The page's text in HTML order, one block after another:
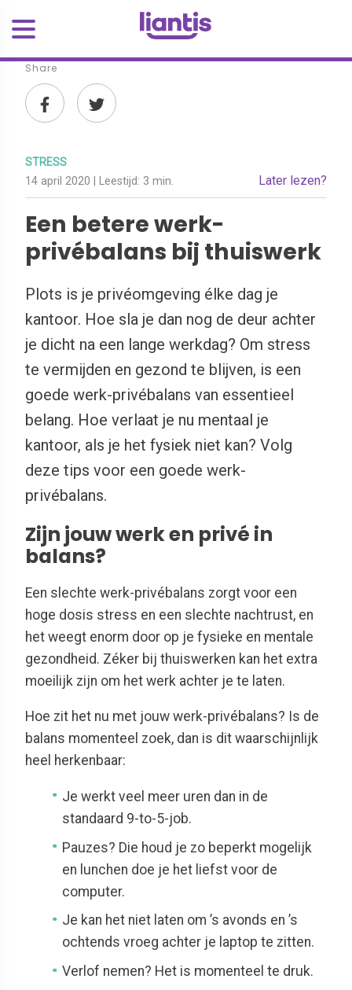
Share
STRESS
14 april 2020 | Leestijd: 3 min. Later lezen?
Een betere werk-
privébalans bij thuiswerk
Plots is je privéomgeving élke dag je
kantoor. Hoe sla je dan nog de deur achter
je dicht na een lange werkdag? Om stress
te vermijden en gezond te blijven, is een
goede werk-privébalans van essentieel
belang. Hoe verlaat je nu mentaal je
kantoor, als je het fysiek niet kan? Volg
deze tips voor een goede werk-
privébalans.
Zijn jouw werk en privé in
balans?
Een slechte werk-privébalans zorgt voor een
hoge dosis stress en een slechte nachtrust, en
het weegt enorm door op je fysieke en mentale
gezondheid. Zéker bij thuiswerken kan het extra
moeilijk zijn om het werk achter je te laten.
Hoe zit het nu met jouw werk-privébalans? Is de
balans momenteel zoek, dan is dit waarschijnlijk
heel herkenbaar:
Je werkt veel meer uren dan in de
standaard 9-to-5-job.
Pauzes? Die houd je zo beperkt mogelijk
en lunchen doe je het liefst voor de
computer.
Je kan het niet laten om ’s avonds en ’s
ochtends vroeg achter je laptop te zitten.
Verlof nemen? Het is momenteel te druk.